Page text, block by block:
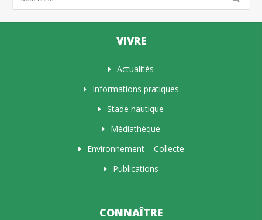
VIVRE
Actualités
Informations pratiques
Stade nautique
Médiathèque
Environnement – Collecte
Publications
CONNAÎTRE